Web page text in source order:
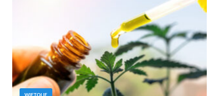
WIETOLIE